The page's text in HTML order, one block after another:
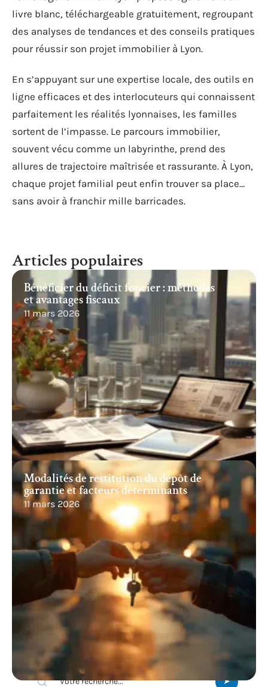
livre blanc, téléchargeable gratuitement, regroupant
des analyses de tendances et des conseils pratiques
pour réussir son projet immobilier à Lyon.
En s’appuyant sur une expertise locale, des outils en
ligne efficaces et des interlocuteurs qui connaissent
parfaitement les réalités lyonnaises, les familles
sortent de l’impasse. Le parcours immobilier,
souvent vécu comme un labyrinthe, prend des
allures de trajectoire maîtrisée et rassurante. À Lyon,
chaque projet familial peut enfin trouver sa place…
sans avoir à franchir mille barricades.
Articles populaires
Bénéficier du déficit foncier : méthodes
et avantages fiscaux
11 mars 2026
Modalités de restitution du dépôt de
garantie et facteurs déterminants
11 mars 2026
Recherche